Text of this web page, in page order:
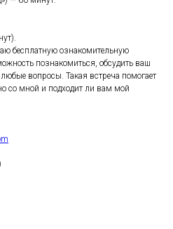
бесплатную ознакомительную
познакомиться, обсудить ваш
вопросы. Такая встреча помогает
со мной и подходит ли вам мой